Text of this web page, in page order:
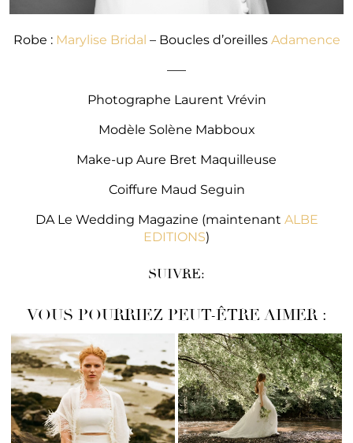
Robe : Marylise Bridal – Boucles d’oreilles Adamence
—–
Photographe Laurent Vrévin
Modèle Solène Mabboux
Make-up Aure Bret Maquilleuse
Coiffure Maud Seguin
DA Le Wedding Magazine (maintenant ALBE
EDITIONS)
SUIVRE:
VOUS POURRIEZ PEUT-ÊTRE AIMER :